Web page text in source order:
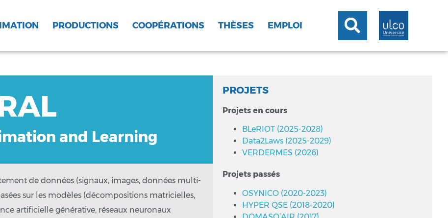
PRODUCTIONS COOPÉRATIONS THÈSES EMPLOI
and Learning
and Learning
de données (signaux, images, données multi-
sur les modèles (décompositions matricielles,
artificielle générative, réseaux neuronaux
PROJETS
Projets en cours
BLeRIOT (2025-2028)
Data2Laws (2025-2029)
VERDERMES (2026)
Projets passés
OSYNICO (2020-2023)
HYPER QSE (2018-2020)